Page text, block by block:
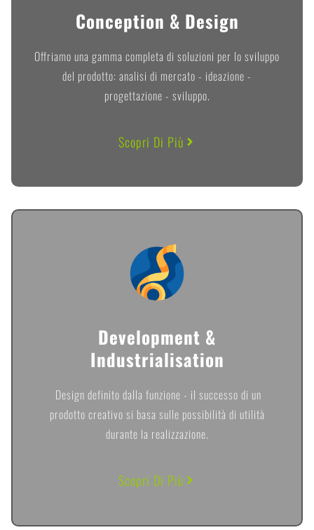
Conception & Design
Offriamo una gamma completa di soluzioni per lo sviluppo
del prodotto: analisi di mercato - ideazione -
progettazione - sviluppo.
Scopri Di Più
Development &
Industrialisation
Design definito dalla funzione - il successo di un
prodotto creativo si basa sulle possibilità di utilità
durante la realizzazione.
Scopri Di Più